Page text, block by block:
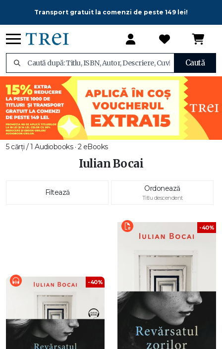
Transport gratuit la comenzi de peste 149 lei!
Caută
5 cărți / 1 Audiobooks · 2 eBooks
Iulian Bocai
Filtează Ordonează
Titlu descendent
-40%
-40%